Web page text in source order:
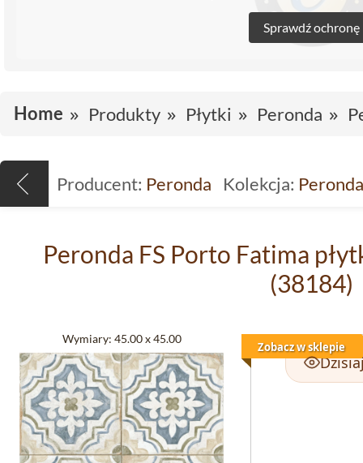
Sprawdź ochronę
Home Produkty Płytki Peronda
Producent: Peronda Kolekcja:
Peronda FS Porto Fatima
(38184)
Wymiary: 45.00 x 45.00
Zobacz w sklepie